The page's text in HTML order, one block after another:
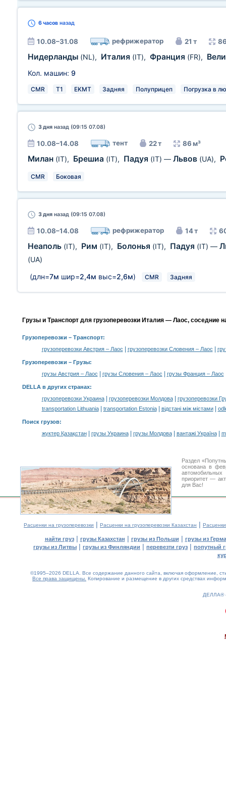
6 часов назад
10.08–31.08 рефрижератор 21 т
Нидерланды (NL), Италия (IT), Франция (FR),
Кол. машин: 9
CMR T1 EKMT Задняя Полуприцеп Погрузка в
3 дня назад (09:15 07.08)
10.08–14.08 тент 22 т 86 м³
Милан (IT), Брешиа (IT), Падуя (IT) — Львов (UA),
CMR Боковая
3 дня назад (09:15 07.08)
10.08–14.08 рефрижератор 14 т
Неаполь (IT), Рим (IT), Болонья (IT), Падуя (IT) —
(UA)
(длн=7м шир=2,4м выс=2,6м) CMR Задняя
Грузы и Транспорт для грузоперевозки Италия — Лаос, соседние
Грузоперевозки – Транспорт:
грузоперевозки Австрия – Лаос
грузоперевозки Словения – Лаос
Грузоперевозки – Грузы:
грузы Австрия – Лаос
грузы Словения – Лаос грузы Франция – Лаос
DELLA в других странах:
грузоперевозки Украина| грузоперевозки Молдова|
грузоперевозки
transportation Lithuania| transportation Estonia| відстані між містами|
Поиск грузов:
жүктер Қазақстан| грузы Украина| грузы Молдова| вантажі Україна|
Раздел
основана в
приоритет —
для Вас!
Расценки на грузоперевозки | Расценки на грузоперевозки Казахстан |
найти груз| грузы Казахстан | грузы из Польши | грузы из
грузы из Литвы | грузы из Финляндии | перевезти груз | попутный
©1995–2026 DELLA. Все содержание данного сайта, включая оформление,
Все права защищены. Копирование и размещение в других средствах